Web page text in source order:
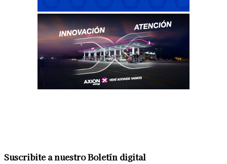
Suscribite a nuestro Boletín digital